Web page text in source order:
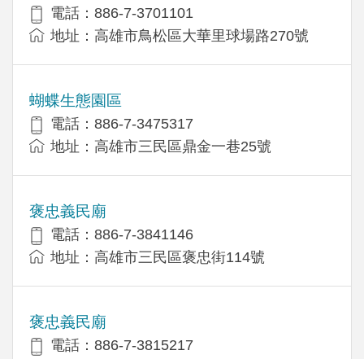
電話：886-7-3701101
地址：高雄市鳥松區大華里球場路270號
蝴蝶生態園區
電話：886-7-3475317
地址：高雄市三民區鼎金一巷25號
褒忠義民廟
電話：886-7-3841146
地址：高雄市三民區褒忠街114號
褒忠義民廟
電話：886-7-3815217